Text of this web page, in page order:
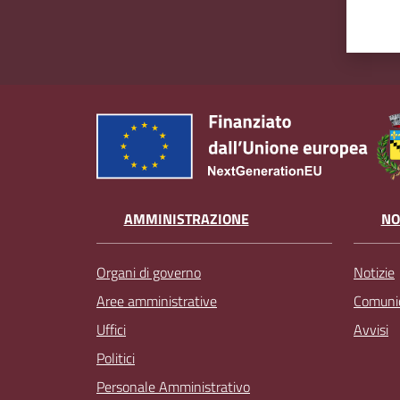
AMMINISTRAZIONE
Organi di governo
Aree amministrative
Uffici
Politici
Personale Amministrativo
Notizie
Avvisi